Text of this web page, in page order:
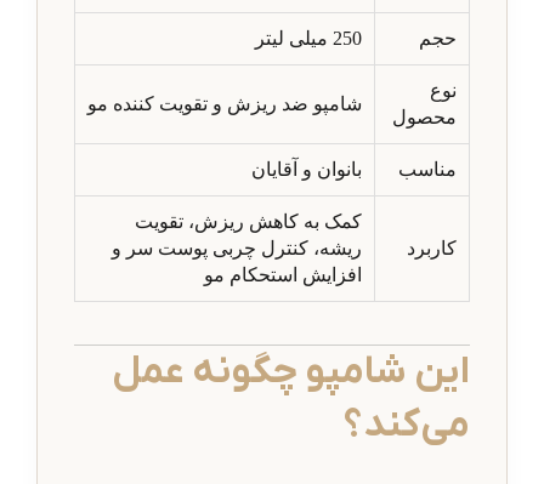
حجم 250 میلی لیتر
نوع
محصول
شامپو ضد ریزش و تقویت کننده مو
مناسب بانوان و آقایان
کاربرد
کمک به کاهش ریزش، تقویت
ریشه، کنترل چربی پوست سر و
افزایش استحکام مو
این شامپو چگونه عمل
می‌کند؟